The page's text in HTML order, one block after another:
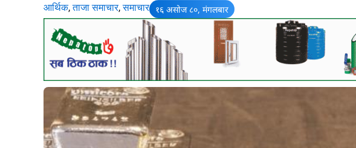
आर्थिक,ताजा समाचार,समाचार १६ असोज ८०, मंगलबार